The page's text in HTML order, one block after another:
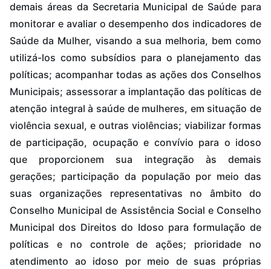
demais áreas da Secretaria Municipal de Saúde para
monitorar e avaliar o desempenho dos indicadores de
Saúde da Mulher, visando a sua melhoria, bem como
utilizá-los como subsídios para o planejamento das
políticas; acompanhar todas as ações dos Conselhos
Municipais; assessorar a implantação das políticas de
atenção integral à saúde de mulheres, em situação de
violência sexual, e outras violências; viabilizar formas
de participação, ocupação e convívio para o idoso
que proporcionem sua integração às demais
gerações; participação da população por meio das
suas organizações representativas no âmbito do
Conselho Municipal de Assistência Social e Conselho
Municipal dos Direitos do Idoso para formulação de
políticas e no controle de ações; prioridade no
atendimento ao idoso por meio de suas próprias